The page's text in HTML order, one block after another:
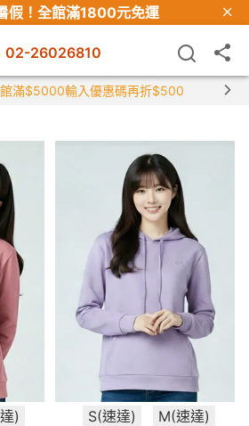
假！ 全館滿1800元免運
02-26026810
館滿$5000輸入優惠碼再折$500
)
S(速達)
M(速達)